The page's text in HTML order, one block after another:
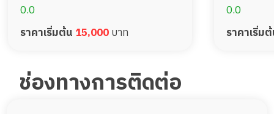
0.0
ราคาเริ่มต้น 15,000บาท
0.0
ราคาเริ่ม
ช่องทางการติดต่อ